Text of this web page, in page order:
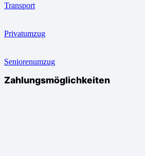
Transport
Privatumzug
Seniorenumzug
Zahlungsmöglichkeiten